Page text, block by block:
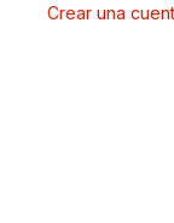
Crear una